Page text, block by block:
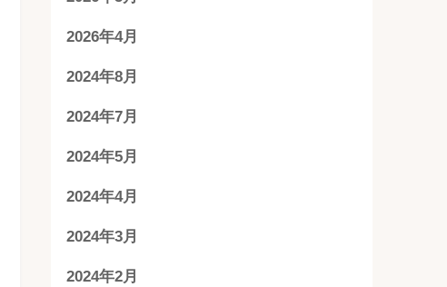
2026年4月
2024年8月
2024年7月
2024年5月
2024年4月
2024年3月
2024年2月